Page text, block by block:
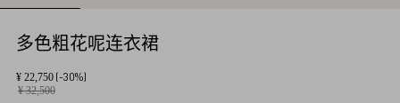
多色粗花呢连衣裙
¥ 22,750 (-30%)
¥ 32,500